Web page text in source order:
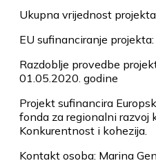
Ukupna vrijednost
EU sufinanciranje
Razdoblje provedbe
01.05.2020. godine
Projekt sufinancira
fonda za regionalni razvoj
Konkurentnost i kohezija.
Kontakt osoba: Marina